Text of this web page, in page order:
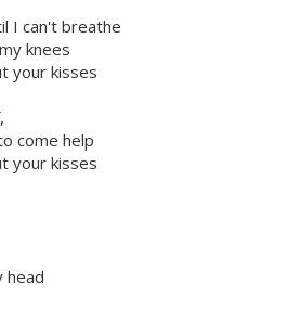
I can't breathe
knees
your kisses
come help
your kisses
head